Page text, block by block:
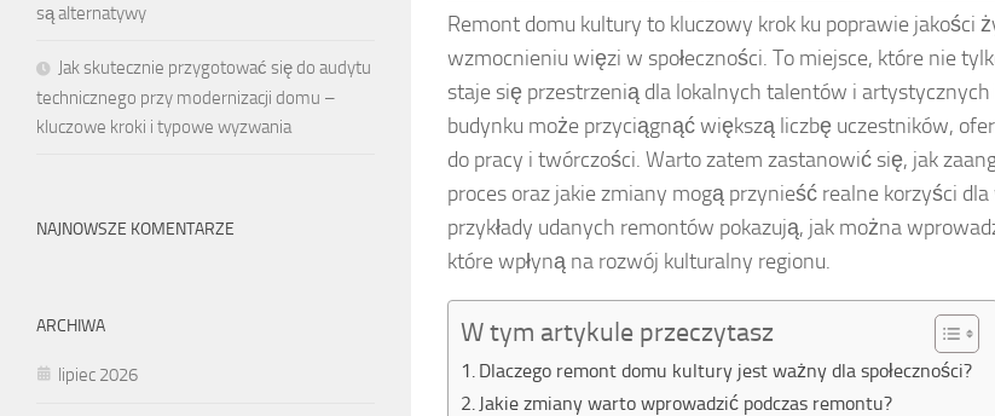
Remont domu kultury to kluczowy krok ku poprawie jakości
wzmocnieniu więzi w społeczności. To miejsce, które nie
staje się przestrzenią dla lokalnych talentów i
budynku może przyciągnąć większą liczbę uczestników,
do pracy i twórczości. Warto zatem zastanowić się, jak
proces oraz jakie zmiany mogą przynieść realne korzyści
przykłady udanych remontów pokazują, jak można
które wpłyną na rozwój kulturalny regionu.
W tym artykule przeczytasz
Dlaczego remont domu kultury jest ważny dla społeczności?
Jakie zmiany warto wprowadzić podczas remontu?
są alternatywy
Jak skutecznie przygotować się do audytu
technicznego przy modernizacji domu –
kluczowe kroki i typowe wyzwania
NAJNOWSZE KOMENTARZE
ARCHIWA
lipiec 2026